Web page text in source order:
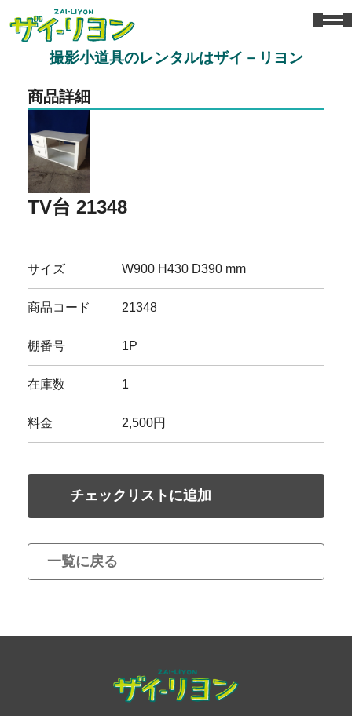
撮影小道具のレンタルはザイ－リヨン
商品詳細
TV台 21348
サイズ W900 H430 D390 mm
商品コード 21348
棚番号 1P
在庫数 1
料金 2,500円
チェックリストに追加
一覧に戻る